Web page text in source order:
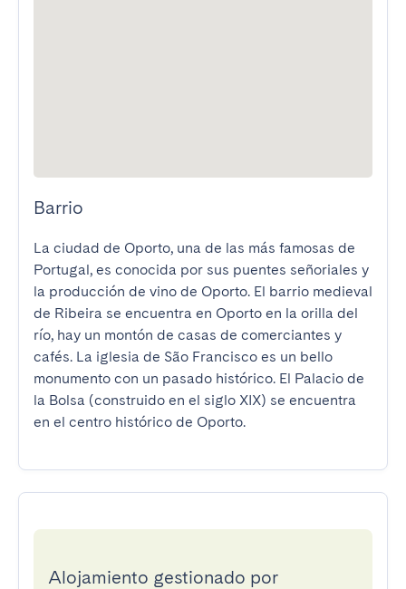
Barrio
La ciudad de Oporto, una de las más famosas de
Portugal, es conocida por sus puentes señoriales y
la producción de vino de Oporto. El barrio medieval
de Ribeira se encuentra en Oporto en la orilla del
río, hay un montón de casas de comerciantes y
cafés. La iglesia de São Francisco es un bello
monumento con un pasado histórico. El Palacio de
la Bolsa (construido en el siglo XIX) se encuentra
en el centro histórico de Oporto.
Alojamiento gestionado por